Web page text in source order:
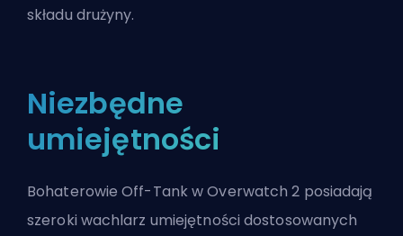
składu drużyny.
Niezbędne
umiejętności
Bohaterowie Off-Tank w Overwatch 2 posiadają
szeroki wachlarz umiejętności dostosowanych